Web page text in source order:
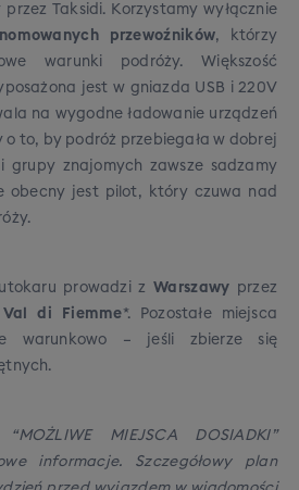
Taksidi. Korzystamy wyłącznie
przewoźników, którzy
warunki podróży. Większość
jest w gniazda USB i 220V
na wygodne ładowanie urządzeń
to, by podróż przebiegała w dobrej
grupy znajomych zawsze sadzamy
obecny jest pilot, który czuwa nad
prowadzi zWarszawy przez
Val di Fiemme*. Pozostałe miejsca
warunkowo – jeśli zbierze się
MIEJSCA DOSIADKI”
informacje. Szczegółowy plan